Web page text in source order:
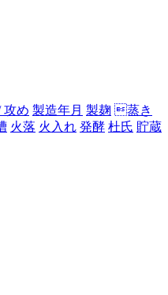
攻め 製造年月 製麹 蒸き
火落 火入れ 発酵 杜氏 貯蔵